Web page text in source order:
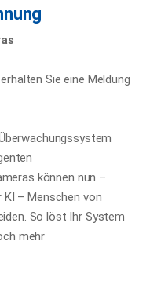
Sie eine Meldung
können nun –
KI – Menschen von
So löst Ihr System
mehr